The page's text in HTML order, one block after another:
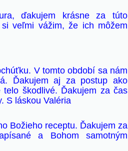
ďakujem krásne za túto
veľmi vážim, že ich môžem
V tomto období sa nám
Ďakujem aj za postup ako
škodlivé. Ďakujem za čas
S láskou Valéria
Božieho receptu. Ďakujem za
a Bohom samotným